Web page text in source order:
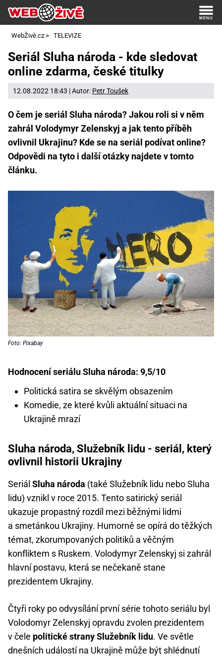
WebŽivě.cz > TELEVIZE
Seriál Sluha národa - kde sledovat
online zdarma, české titulky
12.08.2022 18:43 | Autor: Petr Toušek
O čem je seriál Sluha národa? Jakou roli si v něm
zahrál Volodymyr Zelenskyj a jak tento příběh
ovlivnil Ukrajinu? Kde se na seriál podívat online?
Odpovědi na tyto i další otázky najdete v tomto
článku.
Foto: Pixabay
Hodnocení seriálu Sluha národa: 9,5/10
Politická satira se skvělým obsazením
Komedie, ze které kvůli aktuální situaci na
Ukrajině mrazí
Sluha národa, Služebník lidu - seriál, který
ovlivnil historii Ukrajiny
Seriál Sluha národa (také Služebník lidu nebo Sluha
lidu) vznikl v roce 2015. Tento satirický seriál
ukazuje propastný rozdíl mezi běžnými lidmi
a smetánkou Ukrajiny. Humorně se opírá do těžkých
témat, zkorumpovaných politiků a věčným
konfliktem s Ruskem. Volodymyr Zelenskyj si zahrál
hlavní postavu, která se nečekaně stane
prezidentem Ukrajiny.
Čtyři roky po odvysílání první série tohoto seriálu byl
Volodomyr Zelenskyj opravdu zvolen prezidentem
v čele politické strany Služebník lidu. Ve světle
dnešních událostí na Ukrajině může být shlédnutí